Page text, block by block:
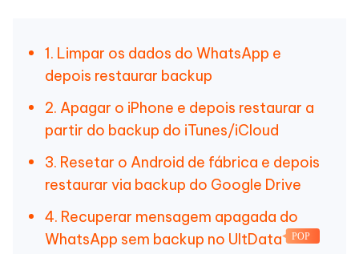
1. Limpar os dados do WhatsApp e
depois restaurar backup
2. Apagar o iPhone e depois restaurar a
partir do backup do iTunes/iCloud
3. Resetar o Android de fábrica e depois
restaurar via backup do Google Drive
4. Recuperar mensagem apagada do
WhatsApp sem backup no UltData
POP